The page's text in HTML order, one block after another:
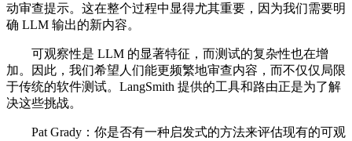
动审查提示。这在整个过程中显得尤其重要，因为我们需要明
确 LLM 输出的新内容。
可观察性是 LLM 的显著特征，而测试的复杂性也在增
加。因此，我们希望人们能更频繁地审查内容，而不仅仅局限
于传统的软件测试。LangSmith 提供的工具和路由正是为了解
决这些挑战。
Pat Grady：你是否有一种启发式的方法来评估现有的可观